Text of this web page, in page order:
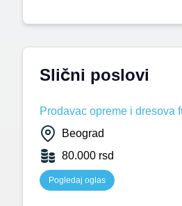
Slični poslovi
Prodavac opreme i dresova
Beograd
80.000 rsd
Pogledaj oglas